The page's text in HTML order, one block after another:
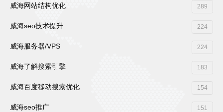
威海网站结构优化 289
威海seo技术提升 224
威海服务器/VPS 224
威海了解搜索引擎 183
威海百度移动搜索优化 154
威海seo推广 151